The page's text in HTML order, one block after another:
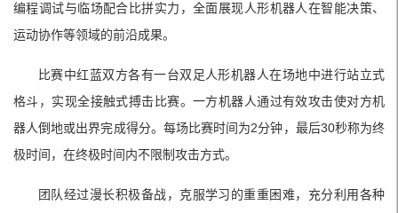
编程调试与临场配合比拼实力，全面展现人形机器人在智能决策、
运动协作等领域的前沿成果。
比赛中红蓝双方各有一台双足人形机器人在场地中进行站立式
格斗，实现全接触式搏击比赛。一方机器人通过有效攻击使对方机
器人倒地或出界完成得分。每场比赛时间为2分钟，最后30秒称为终
极时间，在终极时间内不限制攻击方式。
团队经过漫长积极备战，克服学习的重重困难，充分利用各种